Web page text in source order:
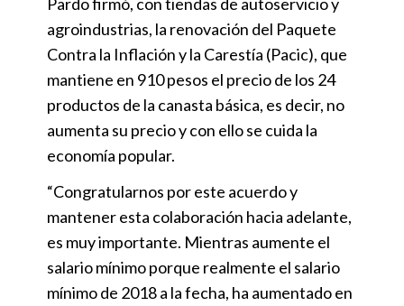
agroindustrias, la renovación del Paquete
Contra la Inflación y la Carestía (Pacic), que
mantiene en 910 pesos el precio de los 24
productos de la canasta básica, es decir, no
aumenta su precio y con ello se cuida la
economía popular.
“Congratularnos por este acuerdo y
mantener esta colaboración hacia adelante,
es muy importante. Mientras aumente el
salario mínimo porque realmente el salario
mínimo de 2018 a la fecha, ha aumentado en